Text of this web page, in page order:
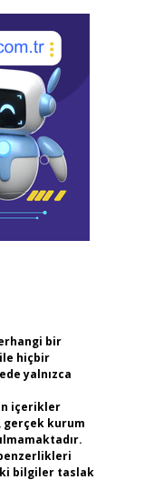
bir
hiçbir
yalnızca
içerikler
gerçek kurum
bilgiler taslak